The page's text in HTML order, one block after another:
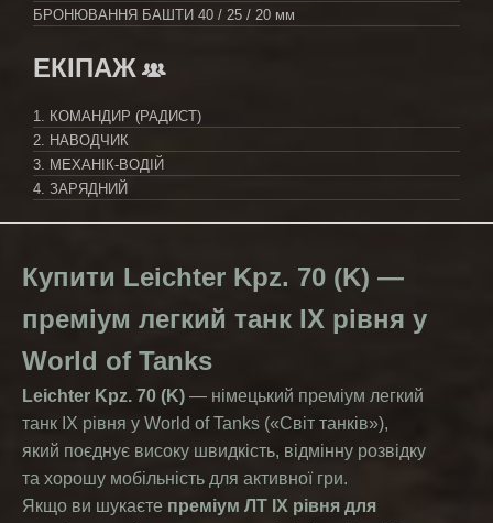
БРОНЮВАННЯ БАШТИ 40 / 25 / 20 мм
ЕКІПАЖ
1. КОМАНДИР (РАДИСТ)
2. НАВОДЧИК
3. МЕХАНІК-ВОДІЙ
4. ЗАРЯДНИЙ
Купити Leichter Kpz. 70 (K) —
преміум легкий танк IX рівня у
World of Tanks
Leichter Kpz. 70 (K) — німецький преміум легкий
танк IX рівня у World of Tanks («Світ танків»),
який поєднує високу швидкість, відмінну розвідку
та хорошу мобільність для активної гри.
Якщо ви шукаєте преміум ЛТ IX рівня для